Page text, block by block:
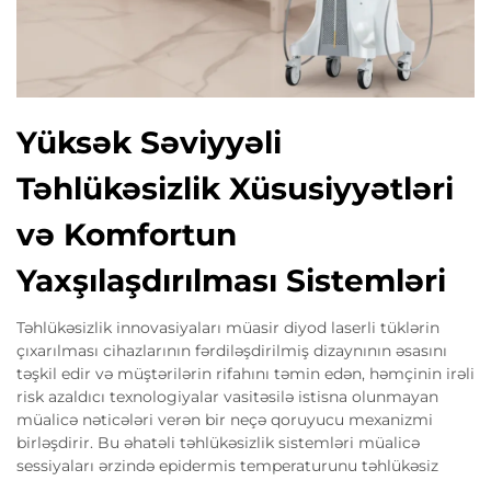
Yüksək Səviyyəli
Təhlükəsizlik Xüsusiyyətləri
və Komfortun
Yaxşılaşdırılması Sistemləri
Təhlükəsizlik innovasiyaları müasir diyod laserli tüklərin
çıxarılması cihazlarının fərdiləşdirilmiş dizaynının əsasını
təşkil edir və müştərilərin rifahını təmin edən, həmçinin irəli
risk azaldıcı texnologiyalar vasitəsilə istisna olunmayan
müalicə nəticələri verən bir neçə qoruyucu mexanizmi
birləşdirir. Bu əhatəli təhlükəsizlik sistemləri müalicə
sessiyaları ərzində epidermis temperaturunu təhlükəsiz